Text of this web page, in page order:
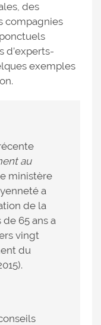
des
compagnies
d’experts-
exemples
au
ministère
a
de la
65 ans a
vingt
du